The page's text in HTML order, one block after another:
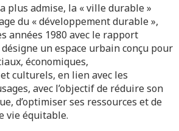
plus admise, la « ville durable »
du « développement durable »,
années 1980 avec le rapport
un espace urbain conçu pour
économiques,
culturels, en lien avec les
avec l’objectif de réduire son
d’optimiser ses ressources et de
vie équitable.